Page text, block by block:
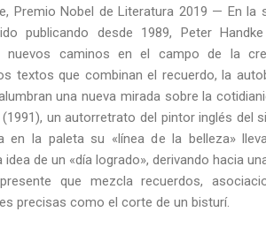
Premio Nobel de Literatura 2019 — En la
publicando desde 1989, Peter
nuevos caminos en el campo de la
textos que combinan el recuerdo, la
una nueva mirada sobre la
un autorretrato del pintor inglés del
en la paleta su «línea de la belleza»
idea de un «día logrado», derivando hacia
que mezcla recuerdos,
precisas como el corte de un bisturí.